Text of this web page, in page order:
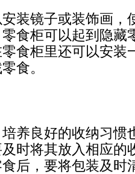
装镜子或装饰画，
食柜可以起到隐藏
食柜里还可以安装
食。
养良好的收纳习惯
时将其放入相应的
后，要将包装及时